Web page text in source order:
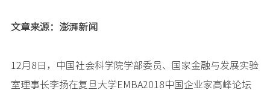
文章来源：澎湃新闻
12月8日，中国社会科学院学部委员、国家金融与发展实验
室理事长李扬在复旦大学EMBA2018中国企业家高峰论坛